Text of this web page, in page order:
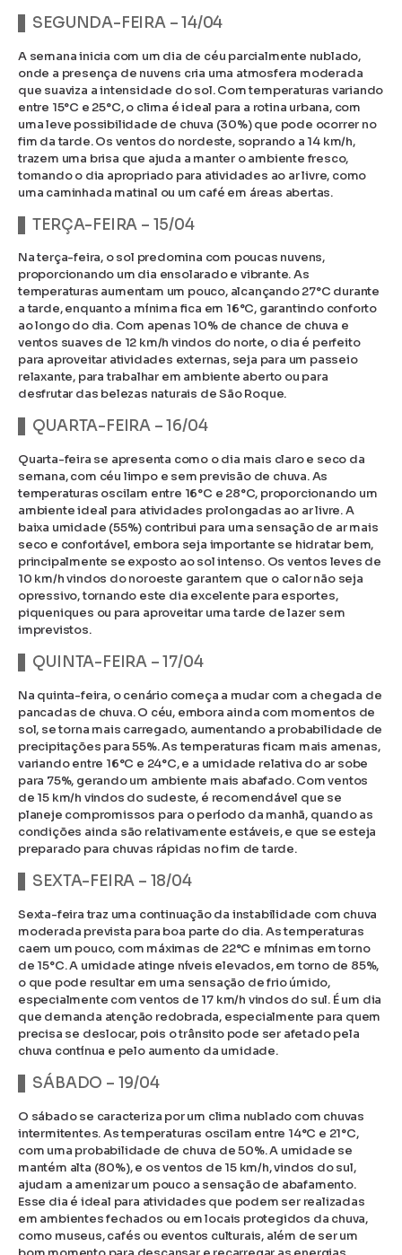
SEGUNDA-FEIRA – 14/04
A semana inicia com um dia de céu parcialmente nublado,
onde a presença de nuvens cria uma atmosfera moderada
que suaviza a intensidade do sol. Com temperaturas variando
entre 15°C e 25°C, o clima é ideal para a rotina urbana, com
uma leve possibilidade de chuva (30%) que pode ocorrer no
fim da tarde. Os ventos do nordeste, soprando a 14 km/h,
trazem uma brisa que ajuda a manter o ambiente fresco,
tornando o dia apropriado para atividades ao ar livre, como
uma caminhada matinal ou um café em áreas abertas.
TERÇA-FEIRA – 15/04
Na terça-feira, o sol predomina com poucas nuvens,
proporcionando um dia ensolarado e vibrante. As
temperaturas aumentam um pouco, alcançando 27°C durante
a tarde, enquanto a mínima fica em 16°C, garantindo conforto
ao longo do dia. Com apenas 10% de chance de chuva e
ventos suaves de 12 km/h vindos do norte, o dia é perfeito
para aproveitar atividades externas, seja para um passeio
relaxante, para trabalhar em ambiente aberto ou para
desfrutar das belezas naturais de São Roque.
QUARTA-FEIRA – 16/04
Quarta-feira se apresenta como o dia mais claro e seco da
semana, com céu limpo e sem previsão de chuva. As
temperaturas oscilam entre 16°C e 28°C, proporcionando um
ambiente ideal para atividades prolongadas ao ar livre. A
baixa umidade (55%) contribui para uma sensação de ar mais
seco e confortável, embora seja importante se hidratar bem,
principalmente se exposto ao sol intenso. Os ventos leves de
10 km/h vindos do noroeste garantem que o calor não seja
opressivo, tornando este dia excelente para esportes,
piqueniques ou para aproveitar uma tarde de lazer sem
imprevistos.
QUINTA-FEIRA – 17/04
Na quinta-feira, o cenário começa a mudar com a chegada de
pancadas de chuva. O céu, embora ainda com momentos de
sol, se torna mais carregado, aumentando a probabilidade de
precipitações para 55%. As temperaturas ficam mais amenas,
variando entre 16°C e 24°C, e a umidade relativa do ar sobe
para 75%, gerando um ambiente mais abafado. Com ventos
de 15 km/h vindos do sudeste, é recomendável que se
planeje compromissos para o período da manhã, quando as
condições ainda são relativamente estáveis, e que se esteja
preparado para chuvas rápidas no fim de tarde.
SEXTA-FEIRA – 18/04
Sexta-feira traz uma continuação da instabilidade com chuva
moderada prevista para boa parte do dia. As temperaturas
caem um pouco, com máximas de 22°C e mínimas em torno
de 15°C. A umidade atinge níveis elevados, em torno de 85%,
o que pode resultar em uma sensação de frio úmido,
especialmente com ventos de 17 km/h vindos do sul. É um dia
que demanda atenção redobrada, especialmente para quem
precisa se deslocar, pois o trânsito pode ser afetado pela
chuva contínua e pelo aumento da umidade.
SÁBADO – 19/04
O sábado se caracteriza por um clima nublado com chuvas
intermitentes. As temperaturas oscilam entre 14°C e 21°C,
com uma probabilidade de chuva de 50%. A umidade se
mantém alta (80%), e os ventos de 15 km/h, vindos do sul,
ajudam a amenizar um pouco a sensação de abafamento.
Esse dia é ideal para atividades que podem ser realizadas
em ambientes fechados ou em locais protegidos da chuva,
como museus, cafés ou eventos culturais, além de ser um